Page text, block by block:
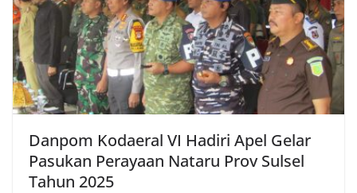
Danpom Kodaeral VI Hadiri Apel Gelar
Pasukan Perayaan Nataru Prov Sulsel
Tahun 2025